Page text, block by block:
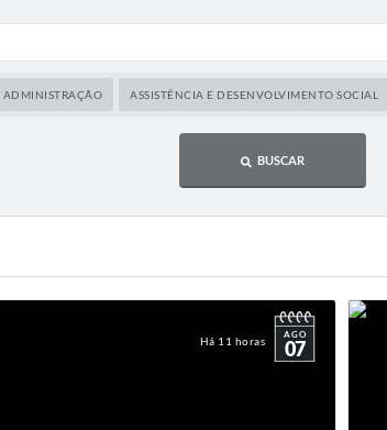
ADMINISTRAÇÃO ASSISTÊNCIA E DESENVOLVIMENTO SOCIAL
BUSCAR
Há 11 horas AGO
07